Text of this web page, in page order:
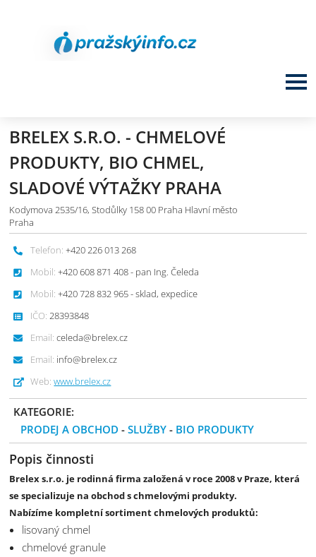
BRELEX S.R.O. - CHMELOVÉ
PRODUKTY, BIO CHMEL,
SLADOVÉ VÝTAŽKY PRAHA
Kodymova 2535/16, Stodůlky 158 00 Praha Hlavní město
Praha
Telefon: +420 226 013 268
Mobil: +420 608 871 408 - pan Ing. Čeleda
Mobil: +420 728 832 965 - sklad, expedice
IČO: 28393848
Email: celeda@brelex.cz
Email: info@brelex.cz
Web: www.brelex.cz
KATEGORIE:
PRODEJ A OBCHOD -SLUŽBY - BIO PRODUKTY
Popis činnosti
Brelex s.r.o. je rodinná firma založená v roce 2008 v Praze, která
se specializuje na obchod s chmelovými produkty.
Nabízíme kompletní sortiment chmelových produktů:
lisovaný chmel
chmelové granule